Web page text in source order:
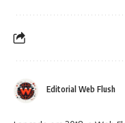
Editorial Web Flush